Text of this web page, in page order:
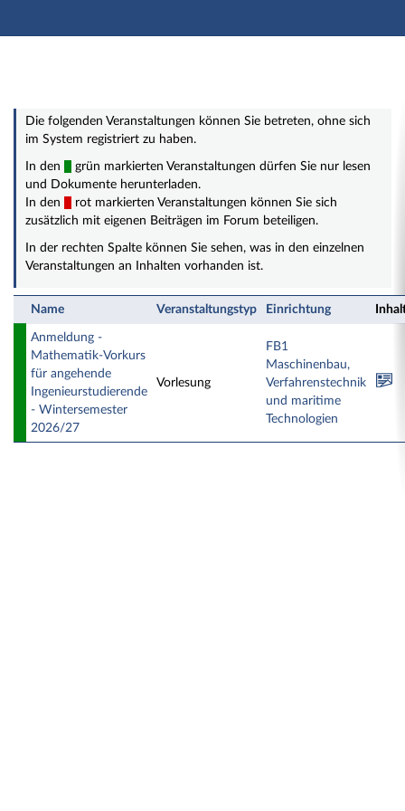
Hauptnavigation
Öffentliche Veranstaltungen
Die folgenden Veranstaltungen können Sie betreten, ohne sich
im System registriert zu haben.
In den
grün markierten Veranstaltungen dürfen Sie nur lesen
und Dokumente herunterladen.
In den
rot markierten Veranstaltungen können Sie sich
zusätzlich mit eigenen Beiträgen im Forum beteiligen.
In der rechten Spalte können Sie sehen, was in den einzelnen
Veranstaltungen an Inhalten vorhanden ist.
Name Veranstaltungstyp Einrichtung
Anmeldung -
Mathematik-Vorkurs
für angehende
Ingenieurstudierende
- Wintersemester
2026/27
Vorlesung
FB1
Maschinenbau,
Verfahrenstechnik
und maritime
Technologien